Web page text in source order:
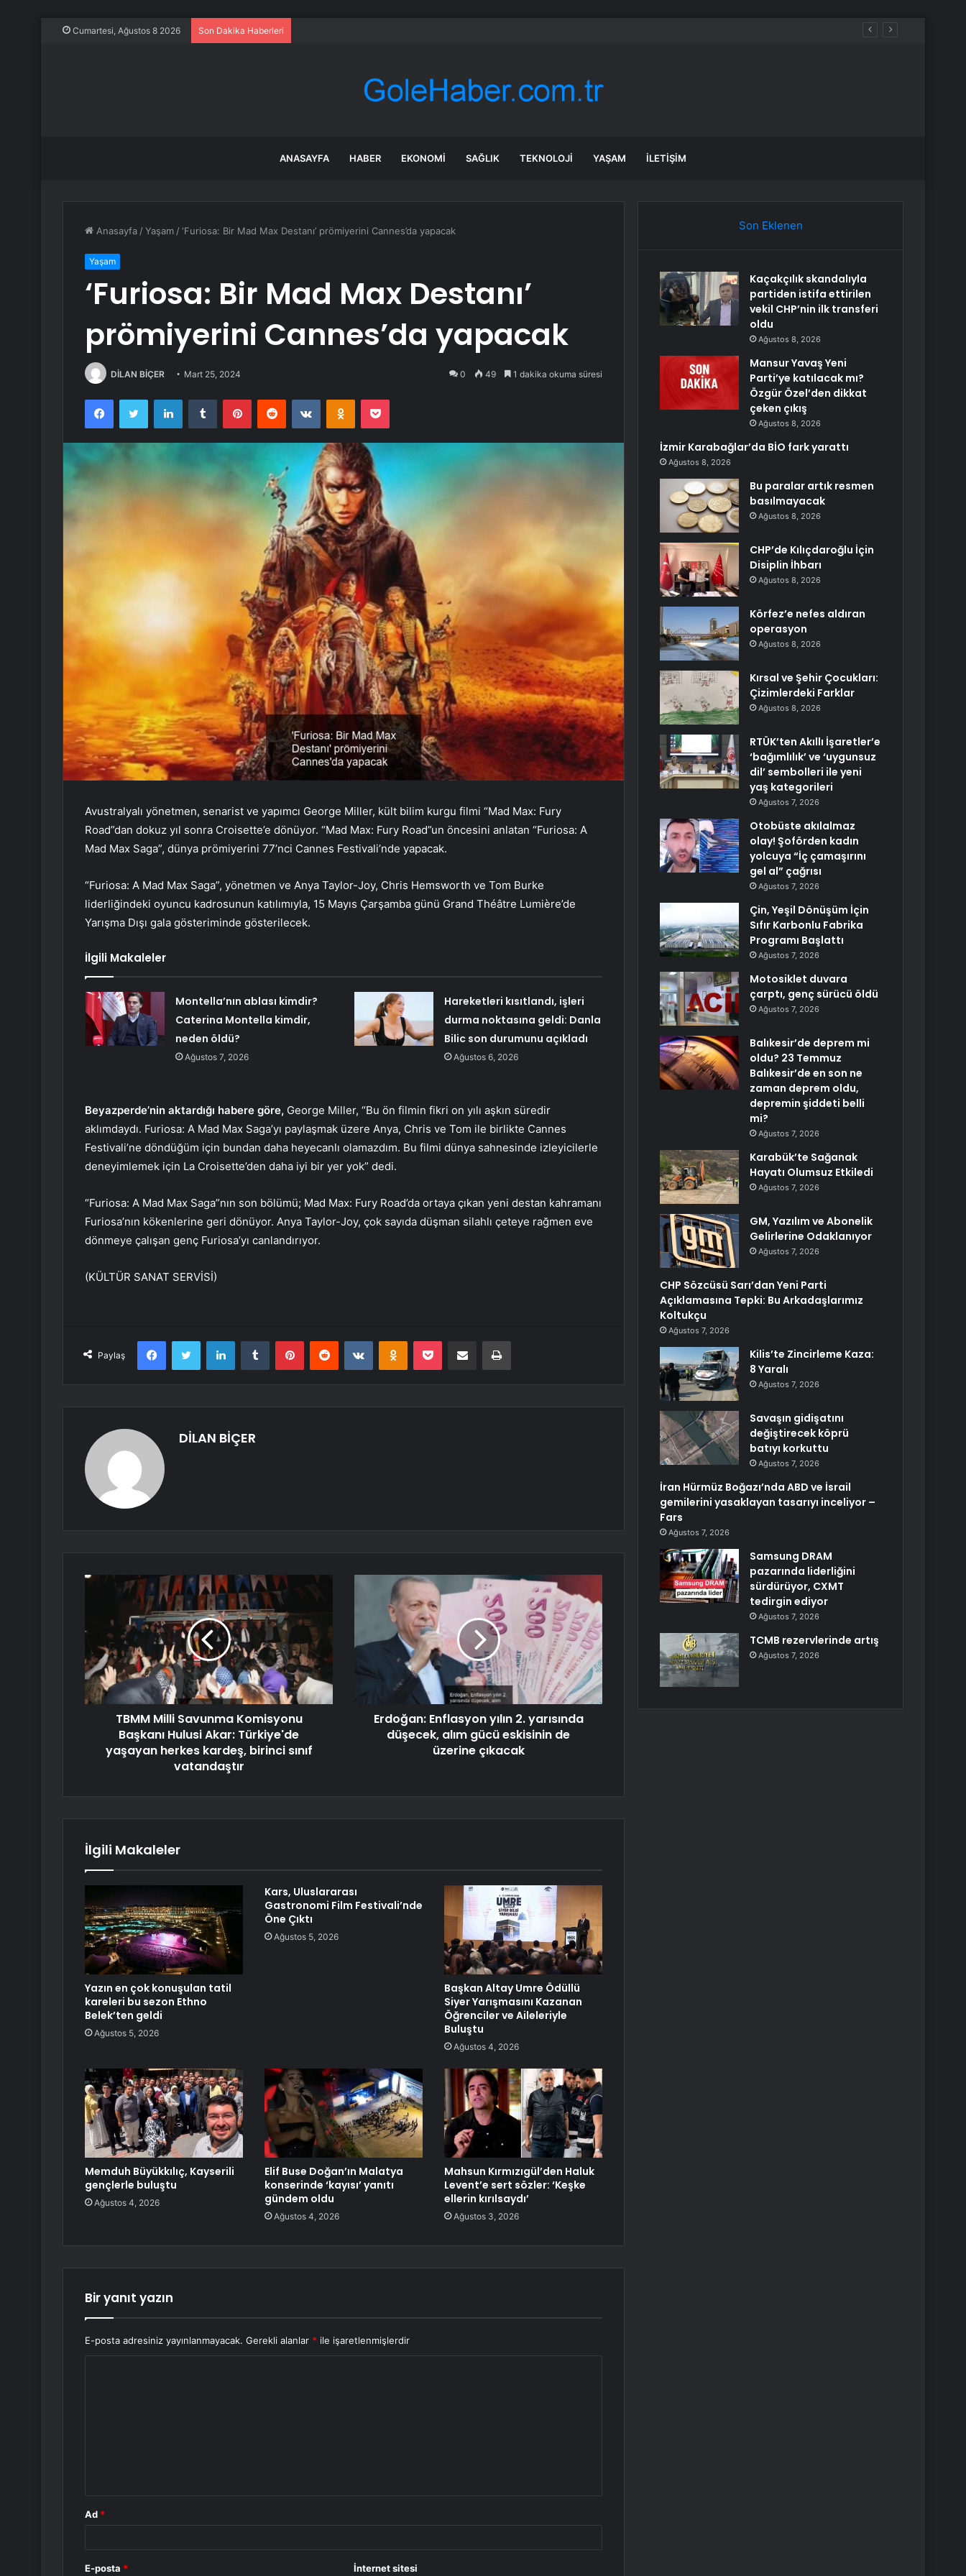
Cumartesi, Ağustos 8 2026 Son Dakika Haberleri
ANASAYFA HABER EKONOMI SAĞLIK TEKNOLOJI YAŞAM İLETIŞIM
Anasayfa /Yaşam /‘Furiosa: Bir Mad Max Destanı’ prömiyerini Cannes’da yapacak
Yaşam
‘Furiosa: Bir Mad Max Destanı’
prömiyerini Cannes’da yapacak
DİLAN BİÇER Mart 25, 2024 0 49 1 dakika okuma süresi
FacebookTwitter LinkedInTumblr PinterestReddit VKontakteOdnoklassniki
Pocket
Avustralyalı yönetmen, senarist ve yapımcı George Miller, kült bilim kurgu filmi “Mad Max: Fury
Road”dan dokuz yıl sonra Croisette’e dönüyor. “Mad Max: Fury Road”un öncesini anlatan “Furiosa: A
Mad Max Saga”, dünya prömiyerini 77’nci Cannes Festivali’nde yapacak.
“Furiosa: A Mad Max Saga”, yönetmen ve Anya Taylor-Joy, Chris Hemsworth ve Tom Burke
liderliğindeki oyuncu kadrosunun katılımıyla, 15 Mayıs Çarşamba günü Grand Théâtre Lumière’de
Yarışma Dışı gala gösteriminde gösterilecek.
İlgili Makaleler
Montella’nın ablası kimdir?
Caterina Montella kimdir,
neden öldü?
Ağustos 7, 2026
Hareketleri kısıtlandı, işleri
durma noktasına geldi: Danla
Bilic son durumunu açıkladı
Ağustos 6, 2026
Beyazperde’nin aktardığı habere göre, George Miller, “Bu ön filmin fikri on yılı aşkın süredir
aklımdaydı. Furiosa: A Mad Max Saga’yı paylaşmak üzere Anya, Chris ve Tom ile birlikte Cannes
Festivali’ne döndüğüm için bundan daha heyecanlı olamazdım. Bu filmi dünya sahnesinde izleyicilerle
deneyimlemek için La Croisette’den daha iyi bir yer yok” dedi.
“Furiosa: A Mad Max Saga”nın son bölümü; Mad Max: Fury Road’da ortaya çıkan yeni destan kahramanı
Furiosa’nın kökenlerine geri dönüyor. Anya Taylor-Joy, çok sayıda düşman silahlı çeteye rağmen eve
dönmeye çalışan genç Furiosa’yı canlandırıyor.
(KÜLTÜR SANAT SERVİSİ)
Paylaş
FacebookTwitter LinkedInTumblr PinterestReddit VKontakteOdnoklassniki
Pocket E-Posta ile paylaş Yazdır
DİLAN BİÇER
TBMM Milli Savunma Komisyonu
Başkanı Hulusi Akar: Türkiye'de
yaşayan herkes kardeş, birinci sınıf
vatandaştır
Erdoğan: Enflasyon yılın 2. yarısında
düşecek, alım gücü eskisinin de
üzerine çıkacak
İlgili Makaleler
Yazın en çok konuşulan tatil
kareleri bu sezon Ethno
Belek’ten geldi
Ağustos 5, 2026
Kars, Uluslararası
Gastronomi Film Festivali’nde
Öne Çıktı
Ağustos 5, 2026
Başkan Altay Umre Ödüllü
Siyer Yarışmasını Kazanan
Öğrenciler ve Aileleriyle
Buluştu
Ağustos 4, 2026
Memduh Büyükkılıç, Kayserili
gençlerle buluştu
Ağustos 4, 2026
Elif Buse Doğan’ın Malatya
konserinde ‘kayısı’ yanıtı
gündem oldu
Ağustos 4, 2026
Mahsun Kırmızıgül’den Haluk
Levent’e sert sözler: ‘Keşke
ellerin kırılsaydı’
Ağustos 3, 2026
Bir yanıt yazın
E-posta adresiniz yayınlanmayacak. Gerekli alanlar * ile işaretlenmişlerdir
Ad *
E-posta * İnternet sitesi
Son Eklenen
Kaçakçılık skandalıyla
partiden istifa ettirilen
vekil CHP’nin ilk transferi
oldu
Ağustos 8, 2026
Mansur Yavaş Yeni
Parti’ye katılacak mı?
Özgür Özel’den dikkat
çeken çıkış
Ağustos 8, 2026
İzmir Karabağlar’da BİO fark yarattı
Ağustos 8, 2026
Bu paralar artık resmen
basılmayacak
Ağustos 8, 2026
CHP’de Kılıçdaroğlu İçin
Disiplin İhbarı
Ağustos 8, 2026
Körfez’e nefes aldıran
operasyon
Ağustos 8, 2026
Kırsal ve Şehir Çocukları:
Çizimlerdeki Farklar
Ağustos 8, 2026
RTÜK’ten Akıllı İşaretler’e
‘bağımlılık’ ve ‘uygunsuz
dil’ sembolleri ile yeni
yaş kategorileri
Ağustos 7, 2026
Otobüste akılalmaz
olay! Şoförden kadın
yolcuya “İç çamaşırını
gel al” çağrısı
Ağustos 7, 2026
Çin, Yeşil Dönüşüm İçin
Sıfır Karbonlu Fabrika
Programı Başlattı
Ağustos 7, 2026
Motosiklet duvara
çarptı, genç sürücü öldü
Ağustos 7, 2026
Balıkesir’de deprem mi
oldu? 23 Temmuz
Balıkesir’de en son ne
zaman deprem oldu,
depremin şiddeti belli
mi?
Ağustos 7, 2026
Karabük’te Sağanak
Hayatı Olumsuz Etkiledi
Ağustos 7, 2026
GM, Yazılım ve Abonelik
Gelirlerine Odaklanıyor
Ağustos 7, 2026
CHP Sözcüsü Sarı’dan Yeni Parti
Açıklamasına Tepki: Bu Arkadaşlarımız
Koltukçu
Ağustos 7, 2026
Kilis’te Zincirleme Kaza:
8 Yaralı
Ağustos 7, 2026
Savaşın gidişatını
değiştirecek köprü
batıyı korkuttu
Ağustos 7, 2026
İran Hürmüz Boğazı’nda ABD ve İsrail
gemilerini yasaklayan tasarıyı inceliyor –
Fars
Ağustos 7, 2026
Samsung DRAM
pazarında liderliğini
sürdürüyor, CXMT
tedirgin ediyor
Ağustos 7, 2026
TCMB rezervlerinde artış
Ağustos 7, 2026